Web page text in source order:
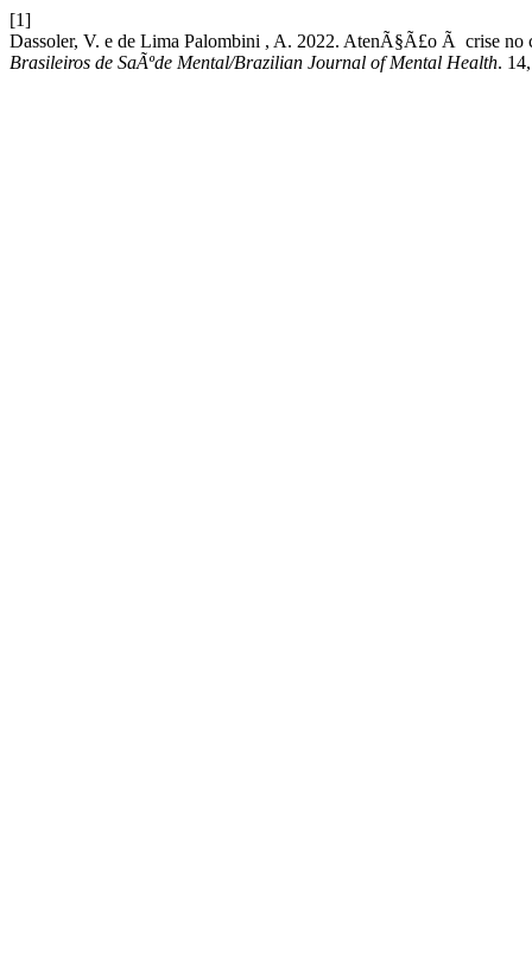
[1]
Dassoler, V. e de Lima Palombini , A. 2022. AtenÃ§Ã£o Ã crise
Brasileiros de SaÃºde Mental/Brazilian Journal of Mental Health.